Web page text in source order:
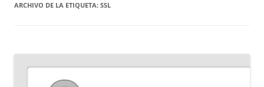
ARCHIVO DE LA ETIQUETA: SSL